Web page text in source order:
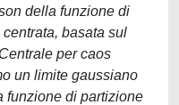
della funzione di
basata sul
per caos
un limite gaussiano
funzione di partizione